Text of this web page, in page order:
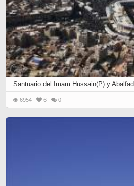
Santuario del Imam Hussain(P) y
6954 6 0